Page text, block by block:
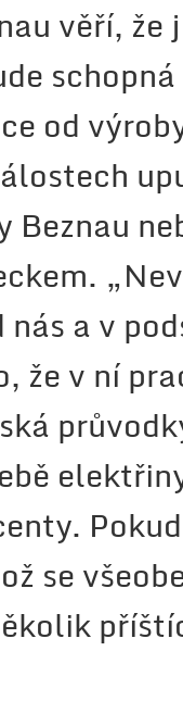
věří,
od
Beznau
a v
že v ní
se